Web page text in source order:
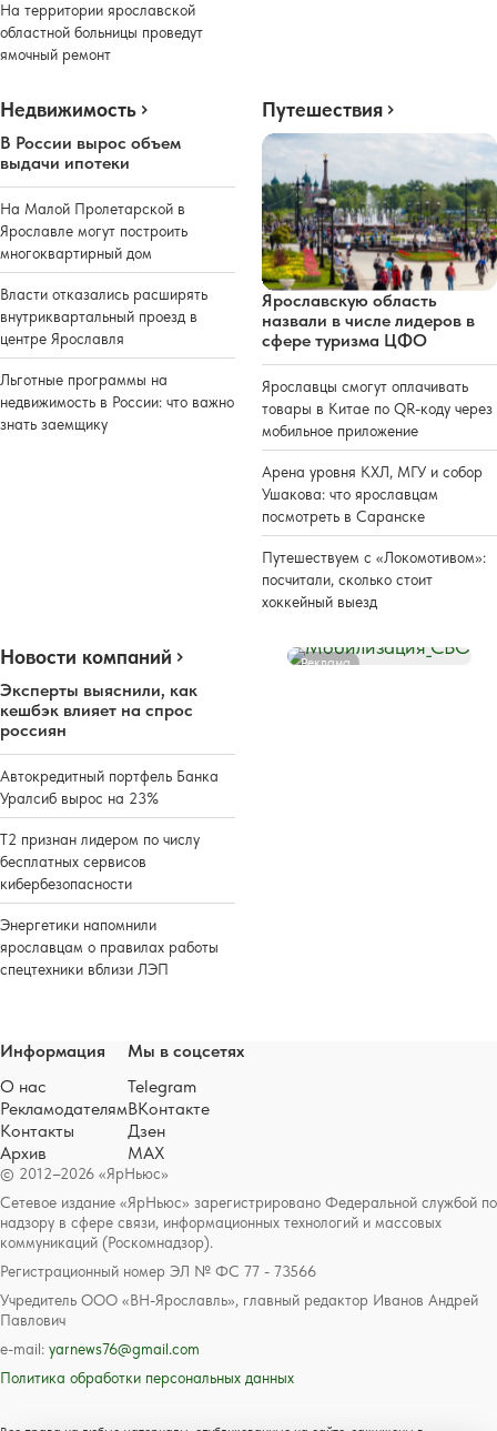
На территории ярославской
областной больницы проведут
ямочный ремонт
Недвижимость
В России вырос объем
выдачи ипотеки
На Малой Пролетарской в
Ярославле могут построить
многоквартирный дом
Власти отказались расширять
внутриквартальный проезд в
центре Ярославля
Льготные программы на
недвижимость в России: что важно
знать заемщику
Путешествия
Ярославскую область
назвали в числе лидеров в
сфере туризма ЦФО
Ярославцы смогут оплачивать
товары в Китае по QR-коду через
мобильное приложение
Арена уровня КХЛ, МГУ и собор
Ушакова: что ярославцам
посмотреть в Саранске
Путешествуем с «Локомотивом»:
посчитали, сколько стоит
хоккейный выезд
Новости компаний
Эксперты выяснили, как
кешбэк влияет на спрос
россиян
Автокредитный портфель Банка
Уралсиб вырос на 23%
Т2 признан лидером по числу
бесплатных сервисов
кибербезопасности
Энергетики напомнили
ярославцам о правилах работы
спецтехники вблизи ЛЭП
Реклама
© 2012–2026 «ЯрНьюс»
Сетевое издание «ЯрНьюс» зарегистрировано Федеральной службой по
надзору в сфере связи, информационных технологий и массовых
коммуникаций (Роскомнадзор).
Регистрационный номер ЭЛ № ФС 77 - 73566
Учредитель ООО «ВН-Ярославль», главный редактор Иванов Андрей
Павлович
e-mail: yarnews76@gmail.com
Политика обработки персональных данных
Информация
О нас
Рекламодателям
Контакты
Архив
Мы в соцсетях
Telegram
ВКонтакте
Дзен
MAX